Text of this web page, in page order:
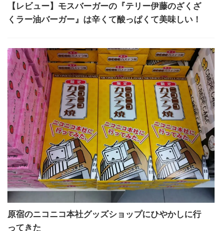
【レビュー】モスバーガーの『テリー伊藤のざくざ
くラー油バーガー』は辛くて酸っぱくて美味しい！
原宿のニコニコ本社グッズショップにひやかしに行
ってきた